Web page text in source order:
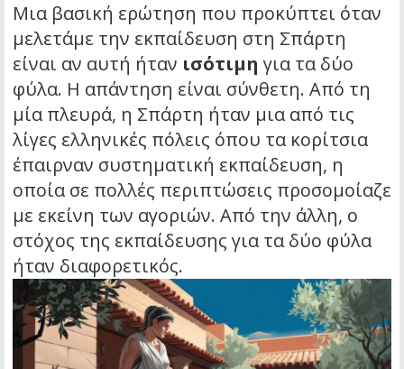
Μια βασική ερώτηση που προκύπτει όταν
μελετάμε την εκπαίδευση στη Σπάρτη
είναι αν αυτή ήταν ισότιμη για τα δύο
φύλα. Η απάντηση είναι σύνθετη. Από τη
μία πλευρά, η Σπάρτη ήταν μια από τις
λίγες ελληνικές πόλεις όπου τα κορίτσια
έπαιρναν συστηματική εκπαίδευση, η
οποία σε πολλές περιπτώσεις προσομοίαζε
με εκείνη των αγοριών. Από την άλλη, ο
στόχος της εκπαίδευσης για τα δύο φύλα
ήταν διαφορετικός.